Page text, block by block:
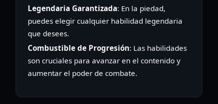
Legendaria Garantizada: En la piedad,
puedes elegir cualquier habilidad legendaria
que desees.
Combustible de Progresión: Las habilidades
son cruciales para avanzar en el contenido y
aumentar el poder de combate.